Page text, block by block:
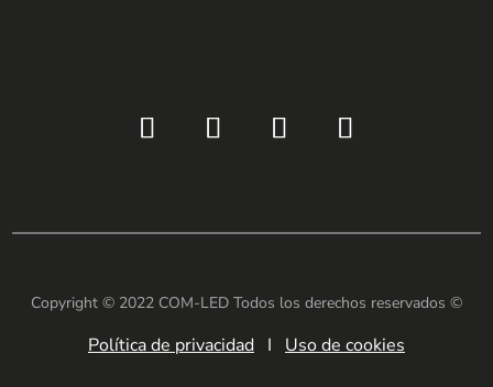
Copyright © 2022 COM-LED Todos los derechos reservados ©
Política de privacidad I Uso de cookies